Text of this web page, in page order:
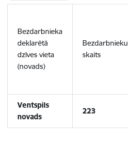
Bezdarbnieka
deklarētā
dzīves vieta
(novads)
Bezdarbnieku
skaits
Ventspils
novads
223